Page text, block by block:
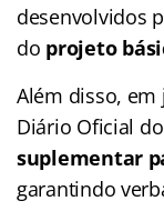
desenvolvidos
do projeto
Além disso,
Diário Oficial
suplementar
garantindo